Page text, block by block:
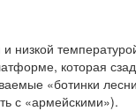
которая
«ботинки
с «армейскими»).